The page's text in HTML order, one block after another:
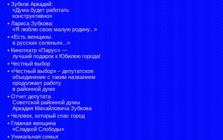
• Зубков Аркадий:
«Дума будет работать
конструктивно»
• Лариса Зубкова:
«Я люблю свою малую родину...»
• «Есть женщины
в русских селеньях...»
• Кинотеатр «Парус» —
лучший подарок к Юбилею города!
• Честный выбор
• «Честный выбор» – депутатское
объединение с таким названием
продолжает работу
в районной думе
• Отчет депутата
Советской районной думы
Аркадия Михайловича Зубкова
• Человек, который спас город
• Главная женщина
«Сладкой Слободы»
• Уникальная семья